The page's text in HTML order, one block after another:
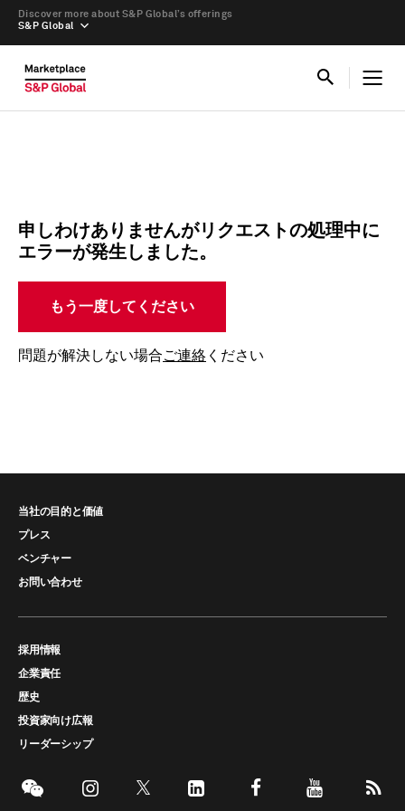
S&P Global
Discover more about S&P Global’s offerings
申しわけありませんがリクエストの処理中に
エラーが発生しました。
もう一度してください
問題が解決しない場合ご連絡 ください
当社の目的と価値
プレス
ベンチャー
お問い合わせ
採用情報
企業責任
歴史
投資家向け広報
リーダーシップ